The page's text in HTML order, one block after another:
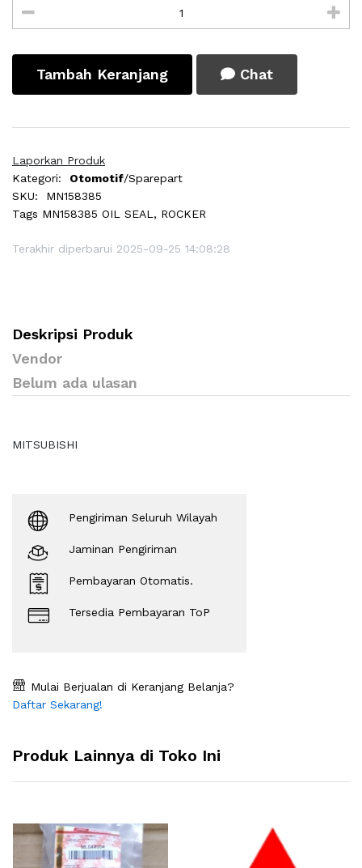
Tambah Keranjang Chat
Laporkan Produk
Kategori:
Otomotif/Sparepart
SKU:
MN158385
Tags MN158385 OIL SEAL, ROCKER
Terakhir diperbarui 2025-09-25 14:08:28
Deskripsi Produk
Vendor
Belum ada ulasan
MITSUBISHI
Pengiriman Seluruh Wilayah
Jaminan Pengiriman
Pembayaran Otomatis.
Tersedia Pembayaran ToP
Mulai Berjualan di Keranjang Belanja?
Daftar Sekarang!
Produk Lainnya di Toko Ini